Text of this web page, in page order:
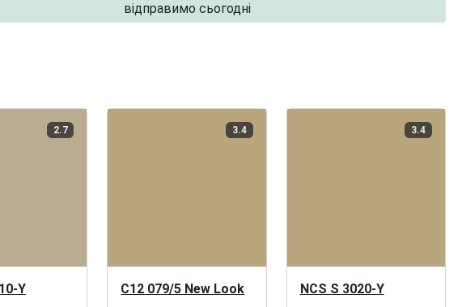
відправимо сьогодні
2.7
Y
3.4
C12 079/5 New Look
3.4
NCS S 3020-Y